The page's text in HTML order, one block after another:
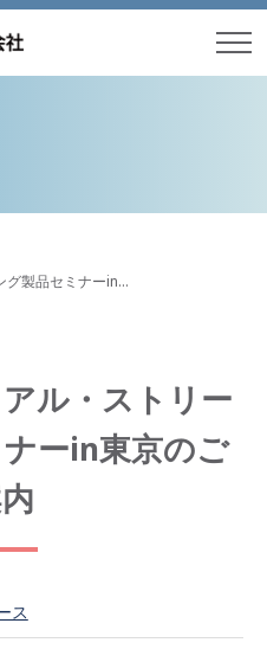
グ製品セミナーin…
ル・ストリー
ーin東京のご
ス